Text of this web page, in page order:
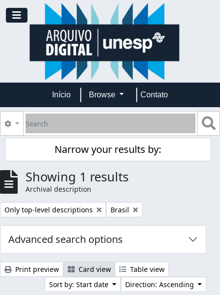
Skip to main content
Toggle navigation
Início Browse Contato
Search
Search options
Narrow your results by:
Showing 1 results
Archival description
Remove filter:
Only top-level descriptions Remove filter:
Brasil
Advanced search options
Print preview Card view
Table view
Sort by: Start date
Direction: Ascending